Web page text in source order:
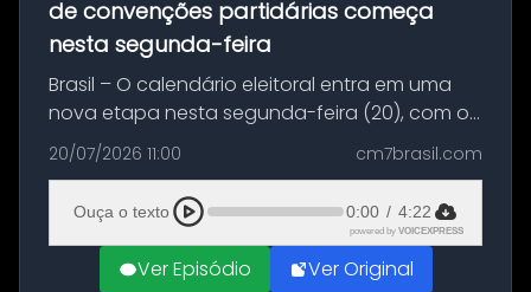
de convenções partidárias começa
nesta segunda-feira
Brasil – O calendário eleitoral entra em uma
nova etapa nesta segunda-feira (20), com o
início do período destinado às convenções
partidárias. Até 5 de agosto, partidos e
federações poderão oficializa...
20/07/2026 11:00 cm7brasil.com
Ouça o texto 0:00 / 4:22
powered by VOICEXPRESS
Ver Episódio Ver Original